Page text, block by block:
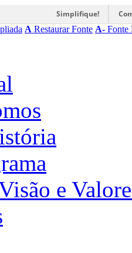
Simplifique!
A Restaurar Fonte A- Fonte
e